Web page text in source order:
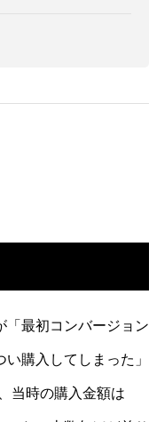
「最初コンバージョン
購入してしまった」
当時の購入金額は